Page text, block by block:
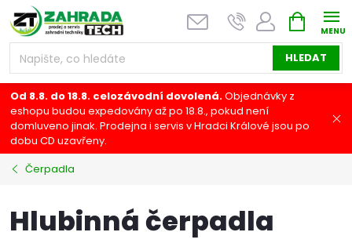
Přejít
na
obsah
HLEDAT
NÁKUPNÍ
KOŠÍK
Od 8.8. do 18.8. celozávodní dovolená.Objednávky z
eshopu budou expedovány až po 18.8., pokud není
domluveno jinak. Prodejna i servis v Hradci Králové jsou po
dobu CD uzavřeny.
Čerpadla
Hlubinná čerpadla